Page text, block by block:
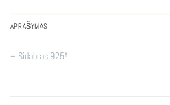
APRAŠYMAS
– Sidabras 925º